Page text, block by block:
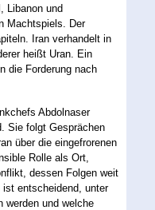
Libanon und
Machtspiels. Der
Iran verhandelt in
heißt Uran. Ein
die Forderung nach
Abdolnaser
Sie folgt Gesprächen
über die eingefrorenen
Rolle als Ort,
dessen Folgen weit
ist entscheidend, unter
werden und welche